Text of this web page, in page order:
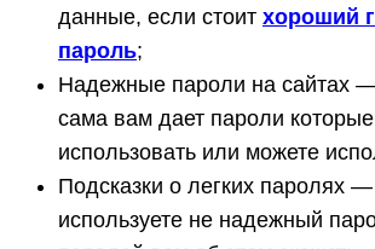
данные, если стоит хороший
пароль;
Надежные пароли на сайтах
сама вам дает пароли
использовать или можете
Подсказки о легких паролях
используете не надежный